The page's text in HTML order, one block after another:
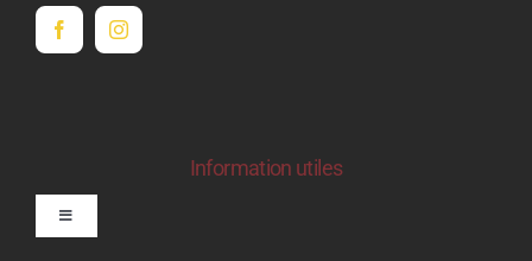
Information utiles
Toggle